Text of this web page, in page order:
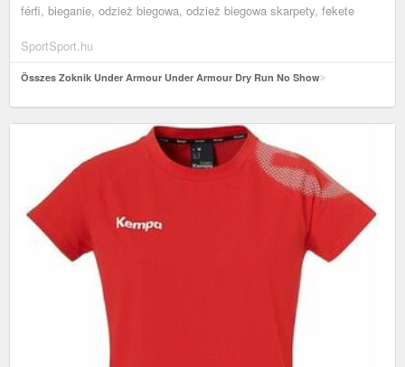
férfi, bieganie, odzież biegowa, odzież biegowa skarpety, fekete
SportSport.hu
Összes Zoknik Under Armour Under Armour Dry Run No Show